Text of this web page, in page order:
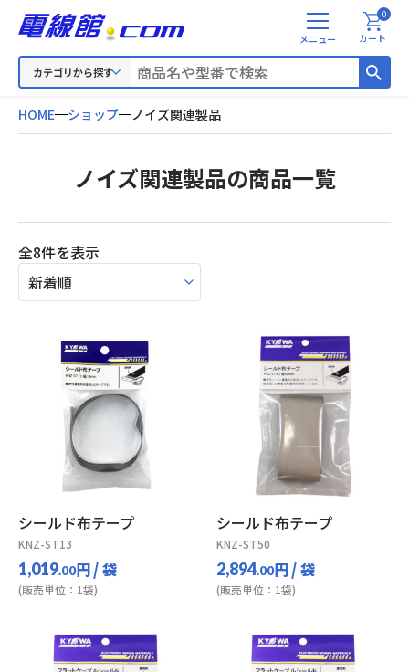
カテゴリから探す
メ
ニ
カート
0
HOME ショップ ノイズ関連製品
ノイズ関連製品の商品一覧
全8件を表示新
い
シールド布テープ
KNZ-ST13
1,019.00円/ 袋
(販売単位：1袋)
シールド布テープ
KNZ-ST50
2,894.00円/ 袋
(販売単位：1袋)